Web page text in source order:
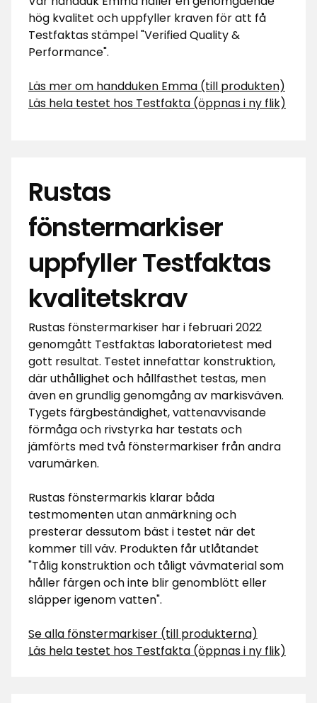
hög kvalitet och uppfyller kraven för att få
Testfaktas stämpel "Verified Quality &
Performance".
Läs mer om handduken Emma (till produkten)
Läs hela testet hos Testfakta (öppnas i ny flik)
Rustas
fönstermarkiser
uppfyller Testfaktas
kvalitetskrav
Rustas fönstermarkiser har i februari 2022
genomgått Testfaktas laboratorietest med
gott resultat. Testet innefattar konstruktion,
där uthållighet och hållfasthet testas, men
även en grundlig genomgång av markisväven.
Tygets färgbeständighet, vattenavvisande
förmåga och rivstyrka har testats och
jämförts med två fönstermarkiser från andra
varumärken.
Rustas fönstermarkis klarar båda
testmomenten utan anmärkning och
presterar dessutom bäst i testet när det
kommer till väv. Produkten får utlåtandet
"Tålig konstruktion och tåligt vävmaterial som
håller färgen och inte blir genomblött eller
släpper igenom vatten".
Se alla fönstermarkiser (till produkterna)
Läs hela testet hos Testfakta (öppnas i ny flik)